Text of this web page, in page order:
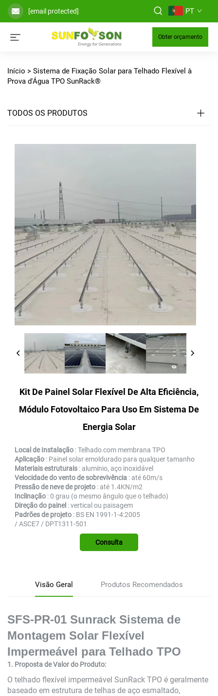
[email protected] PT
Obter orçamento
Início > Sistema de Fixação Solar para Telhado Flexível à
Prova d'Água TPO SunRack®
TODOS OS PRODUTOS
Kit De Painel Solar Flexível De Alta Eficiência,
Módulo Fotovoltaico Para Uso Em Sistema De
Energia Solar
Local de Instalação : Telhado com membrana TPO
Aplicação : Painel solar emoldurado para qualquer tamanho
Materiais estruturais : alumínio, aço inoxidável
Velocidade do vento de sobrevivência : até 60m/s
Pressão de neve de projeto : até 1.4KN/m2
Inclinação : 0 grau (o mesmo ângulo que o telhado)
Direção do painel : vertical ou paisagem
Padrões de projeto : BS EN 1991-1-4:2005
/ ASCE7 / DPT1311-501
Consulta
Visão Geral Produtos Recomendados
SFS-PR-01 Sunrack Sistema de
Montagem Solar Flexível
Impermeável para Telhado TPO
1. Proposta de Valor do Produto:
O telhado flexível impermeável SunRack TPO é geralmente
baseado em estrutura de telhas de aço esmaltado,